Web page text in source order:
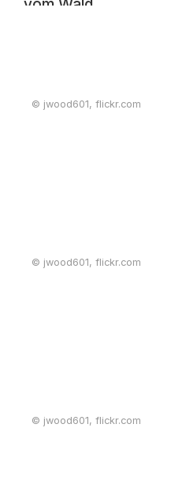
vom Wald
© jwood601, flickr.com
© jwood601, flickr.com
© jwood601, flickr.com